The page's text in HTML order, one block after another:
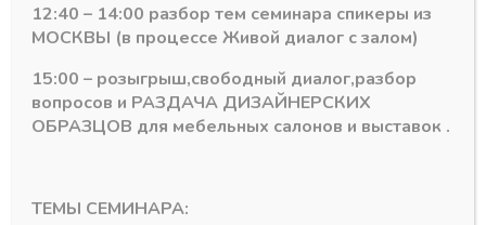
вбивания)
В наличии
326,01₽
Артикул:356.06.411
В наличии
567,53 ₽
Артикул:356.06.460
12:40 – 14:00 разбор тем семинара спикеры из
МОСКВЫ (в процессе Живой диалог с залом)
15:00 – розыгрыш,свободный диалог,разбор
вопросов и РАЗДАЧА ДИЗАЙНЕРСКИХ
ОБРАЗЦОВ для мебельных салонов и выставок .
ТЕМЫ СЕМИНАРА: